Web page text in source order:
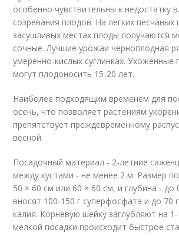
особенно чувствительны к недостатку
созревания плодов. На легких песчаных
засушливых местах плоды получаются
сочные. Лучшие урожаи черноплодная
умеренно-кислых суглинках. Ухоженные
могут плодоносить 15-20 лет.
Наиболее подходящим временем для
осень, что позволяет растениям
препятствует преждевременному
весной.
Посадочный материал - 2-летние
между кустами - не менее 2 м. Размер
50 × 60 см или 60 × 60 см, и глубина - до
вносят 100-150 г суперфосфата и до 70
калия. Корневую шейку заглубляют на
мелкой посадки происходит быстрое